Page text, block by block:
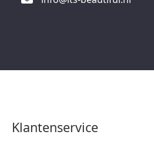
Klantenservice